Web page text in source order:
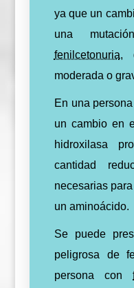
ya que un
una
fenilcetonuria,
moderada o
En una
un cambio en
hidroxilasa
cantidad
necesarias
un aminoácido.
Se puede
peligrosa de
persona con